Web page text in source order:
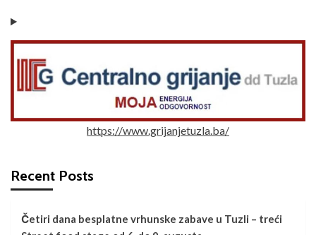
https://www.grijanjetuzla.ba/
Recent Posts
Četiri dana besplatne vrhunske zabave u Tuzli – treći